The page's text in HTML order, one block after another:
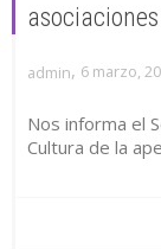
admin, 6 marzo,
Nos informa el
Cultura de la